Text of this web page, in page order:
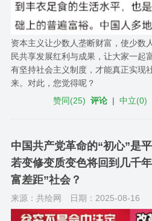
资本主义让少数人垄断财富，使少数
民共享发展红利与成果，让大家一起
有坚持社会主义制度，才能真正实现
来。对此，您觉得呢？
赞同(25) 评论 |中立(0)
中国共产党革命的“初心”是
若变修变质变色将回到几千
富差距”社会？
来源：共绘网 日期：2025-08-16